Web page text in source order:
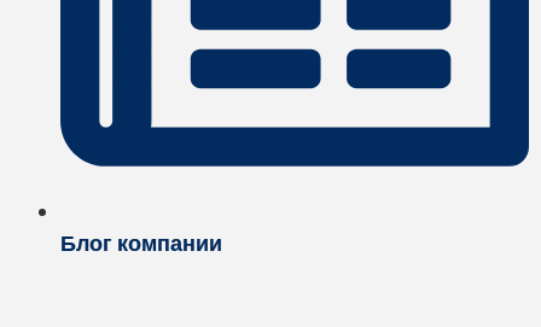
Блог компании